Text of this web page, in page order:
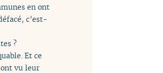
en ont
c’est-
?
Et ce
vu leur